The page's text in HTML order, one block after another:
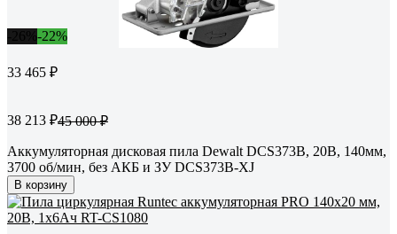
-22%
33 465 ₽
38 213 ₽45 000 ₽
Аккумуляторная дисковая пила Dewalt DCS373B, 20В, 140мм,
3700 об/мин, без АКБ и ЗУ DCS373B-XJ
В корзину